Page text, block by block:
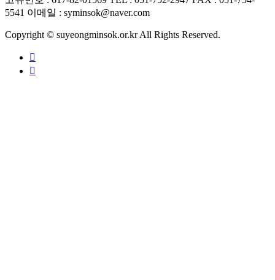
5541 이메일 : syminsok@naver.com
Copyright © suyeongminsok.or.kr All Rights Reserved.